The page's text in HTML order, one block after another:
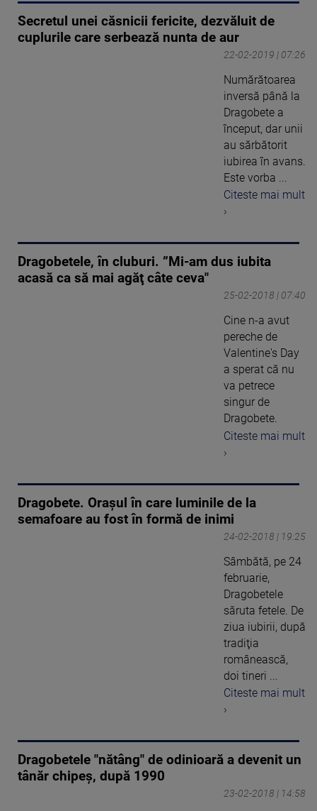
Secretul unei căsnicii fericite, dezvăluit de
cuplurile care serbează nunta de aur
22-02-2019 | 07:26
Numărătoarea
inversă până la
Dragobete a
început, dar unii
au sărbătorit
iubirea în avans.
Este vorba ...
Citeste mai mult
›
Dragobetele, în cluburi. ”Mi-am dus iubita
acasă ca să mai agăţ câte ceva"
25-02-2018 | 07:40
Cine n-a avut
pereche de
Valentine's Day
a sperat că nu
va petrece
singur de
Dragobete.
Citeste mai mult
›
Dragobete. Orașul în care luminile de la
semafoare au fost în formă de inimi
24-02-2018 | 19:25
Sâmbătă, pe 24
februarie,
Dragobetele
săruta fetele. De
ziua iubirii, după
tradiţia
românească,
doi tineri ...
Citeste mai mult
›
Dragobetele "nătâng" de odinioară a devenit un
tânăr chipeş, după 1990
23-02-2018 | 14:58